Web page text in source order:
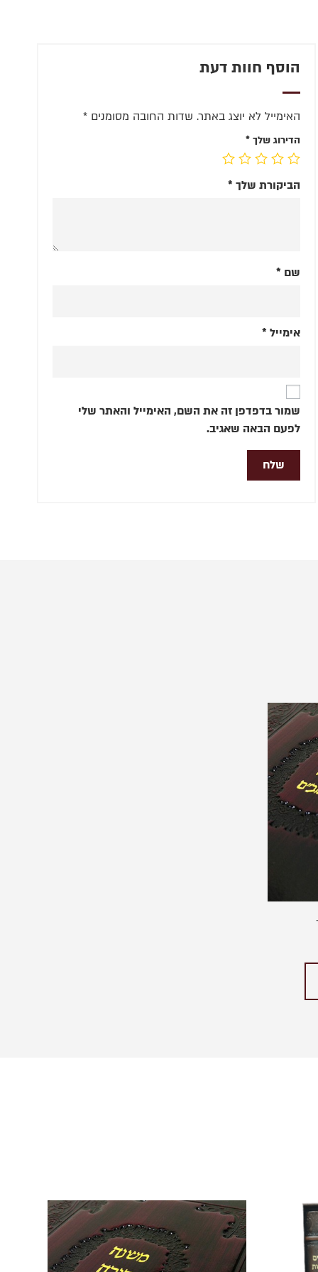
הוסף חוות דעת
האימייל לא יוצג באתר. שדות החובה מסומנים *
הדירוג שלך *
הביקורת שלך *
שם *
אימייל *
שמור בדפדפן זה את השם, האימייל והאתר שלי
לפעם הבאה שאגיב.